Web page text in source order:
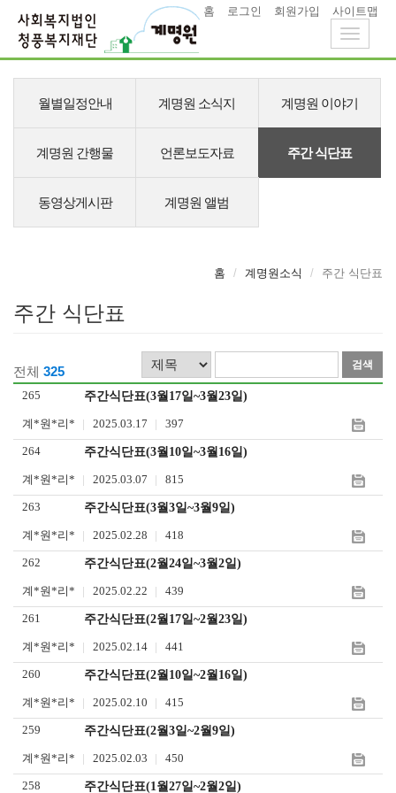
홈 로그인 회원가입
사이트맵
Toggle
메
월별일정안내 계명원 소식지 계명원 이야기
계명원 간행물 언론보도자료 주간 식단표
동영상게시판 계명원 앨범
홈 계명원소식 주간 식단표
주간 식단표
전체 325
검
색
하
기
색
입
력
265 주간식단표(3월17일~3월23일)
계*원*리* 2025.03.17 397
264 주간식단표(3월10일~3월16일)
계*원*리* 2025.03.07 815
263 주간식단표(3월3일~3월9일)
계*원*리* 2025.02.28 418
262 주간식단표(2월24일~3월2일)
계*원*리* 2025.02.22 439
261 주간식단표(2월17일~2월23일)
계*원*리* 2025.02.14 441
260 주간식단표(2월10일~2월16일)
계*원*리* 2025.02.10 415
259 주간식단표(2월3일~2월9일)
계*원*리* 2025.02.03 450
258 주간식단표(1월27일~2월2일)